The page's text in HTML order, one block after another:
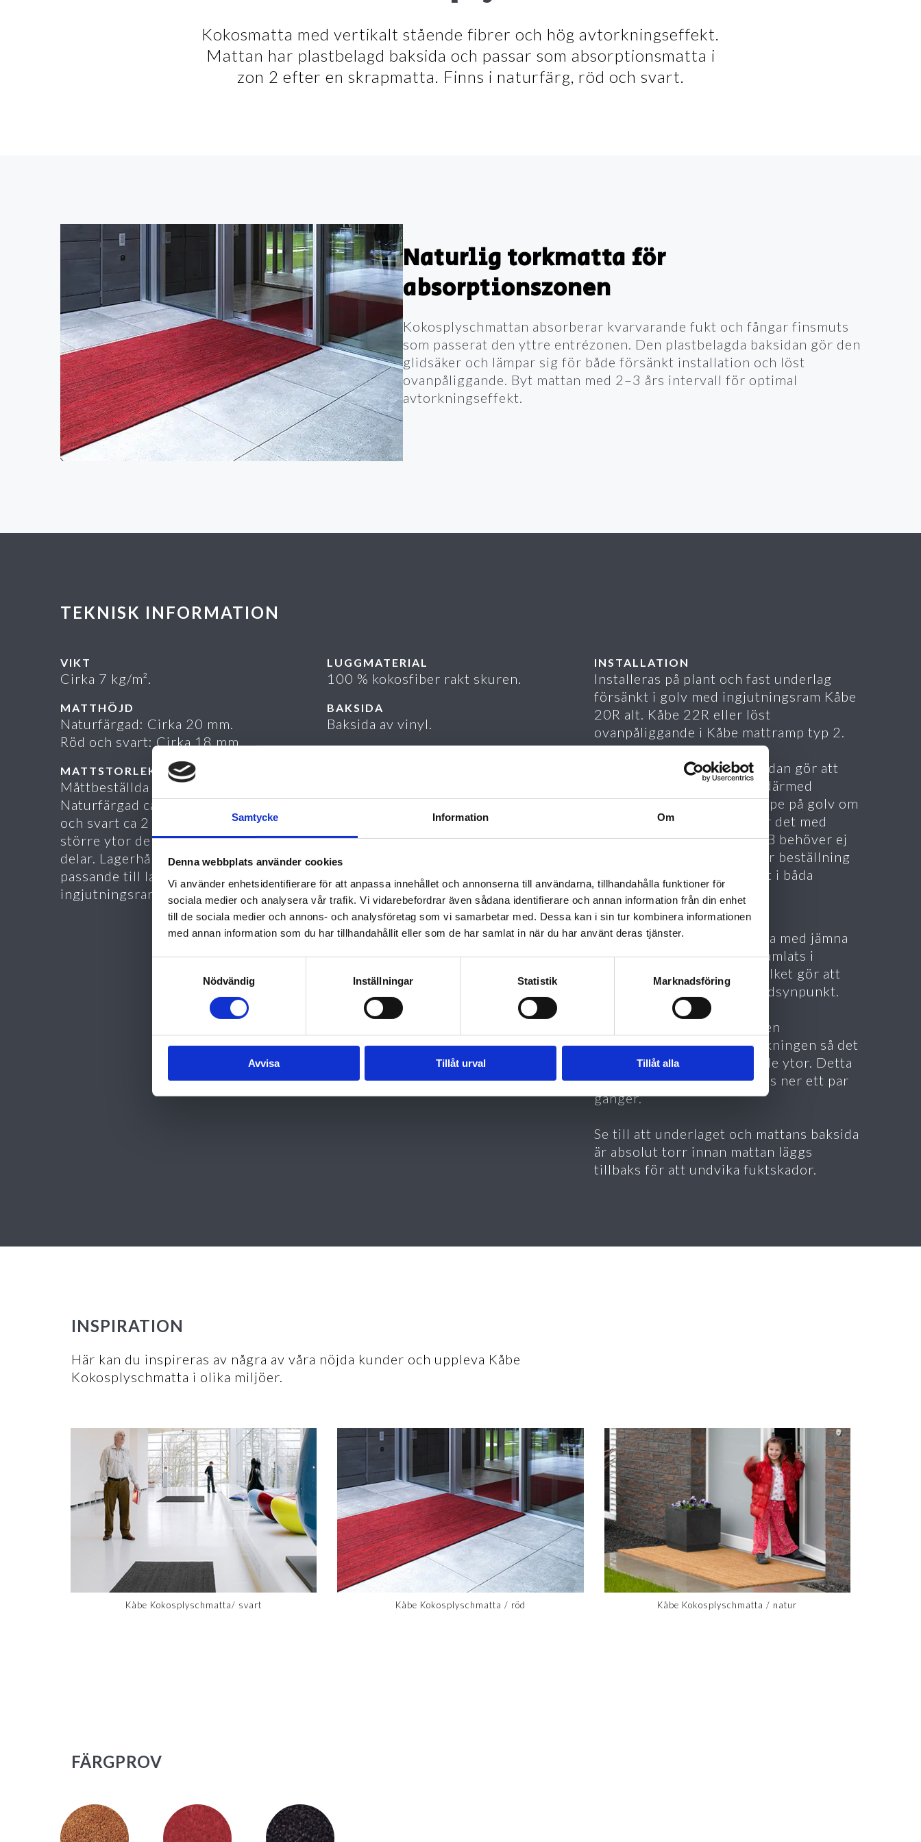
Samtycke Information Om
Denna webbplats använder cookies
Vi använder enhetsidentifierare för att anpassa innehållet och annonserna till användarna, tillhandahålla funktioner för
sociala medier och analysera vår trafik. Vi vidarebefordrar även sådana identifierare och annan information från din enhet
till de sociala medier och annons- och analysföretag som vi samarbetar med. Dessa kan i sin tur kombinera informationen
med annan information som du har tillhandahållit eller som de har samlat in när du har använt deras tjänster.
Nödvändig
Inställningar Statistik Marknadsföring
Avvisa Tillåt urval Tillåt alla
Kokosmatta med vertikalt stående fibrer och hög avtorkningseffekt.
Mattan har plastbelagd baksida och passar som absorptionsmatta i
zon 2 efter en skrapmatta. Finns i naturfärg, röd och svart.
Naturlig torkmatta för
absorptionszonen
Kokosplyschmattan absorberar kvarvarande fukt och fångar finsmuts
som passerat den yttre entrézonen. Den plastbelagda baksidan gör den
glidsäker och lämpar sig för både försänkt installation och löst
ovanpåliggande. Byt mattan med 2–3 års intervall för optimal
avtorkningseffekt.
TEKNISK INFORMATION
VIKT
Cirka 7 kg/m².
MATTHÖJD
Naturfärgad: Cirka 20 mm.
Röd och svart: Cirka 18 mm.
MATTSTORLEK
Måttbeställda skurna ur rulle.
Naturfärgad ca 2 000 x 10 000 mm, röd
och svart ca 2 000 x 12 500 mm. Vid
större ytor delas mattan i lämpligt stora
delar. Lagerhållna standardstorlekar,
passande till lagerförda
ingjutningsramar Kåbe 22RS finns.
LUGGMATERIAL
100 % kokosfiber rakt skuren.
BAKSIDA
Baksida av vinyl.
INSTALLATION
Installeras på plant och fast underlag
försänkt i golv med ingjutningsram Kåbe
20R alt. Kåbe 22R eller löst
ovanpåliggande i Kåbe mattramp typ 2.
Den polyetenbelagda baksidan gör att
mattan är glidsäker och är därmed
mycket lämplig att lägga uppe på golv om
utrymmet för övrigt tillåter det med
hänsyn till höjden. Mått AxB behöver ej
anges vid specifikation eller beställning
då mattan fungerar likadant i båda
riktningar.
SKÖTSEL
Ta ut mattan och skaka/piska med jämna
intervall. Den smuts som samlats i
mattan är svår att få bort vilket gör att
den blir tungarbetad ur städsynpunkt.
När mattan är ny släpper den
överskottslugg från tillverkningen så det
dammar fibrer på omgivande ytor. Detta
försvinner när mattan blötts ner ett par
gånger.
Se till att underlaget och mattans baksida
är absolut torr innan mattan läggs
tillbaks för att undvika fuktskador.
INSPIRATION
Här kan du inspireras av några av våra nöjda kunder och uppleva Kåbe
Kokosplyschmatta i olika miljöer.
Kåbe Kokosplyschmatta/ svart Kåbe Kokosplyschmatta / röd Kåbe Kokosplyschmatta / natur
FÄRGPROV